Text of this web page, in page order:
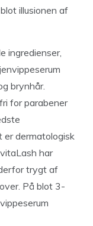
illusionen af
ingredienser,
brynhår.
for parabener
er dermatologisk
har
trygt af
På blot 3-